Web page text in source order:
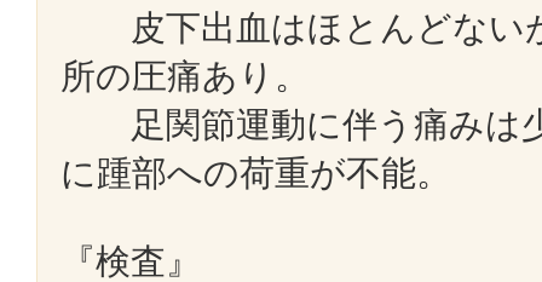
皮下出血はほとんどない
所の圧痛あり。
足関節運動に伴う痛みは
に踵部への荷重が不能。
『検査』